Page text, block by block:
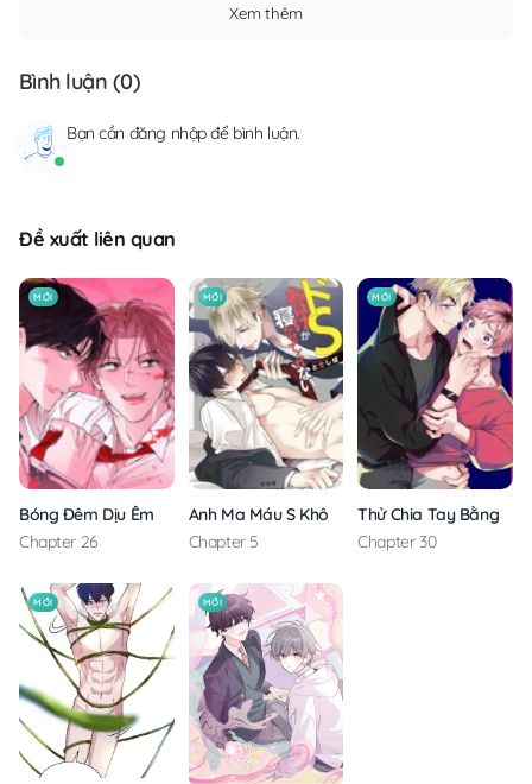
Xem thêm
Bình luận (0)
Bạn cần đăng nhậpđể bình luận.
Đề xuất liên quan
MỚI
Bóng Đêm Dịu Êm
Chapter 26
MỚI
Anh Ma Máu S Không Cho Tôi Ngủ Yên
Chapter 5
MỚI
Thử Chia Tay Bằng
Chapter 30
MỚI MỚI